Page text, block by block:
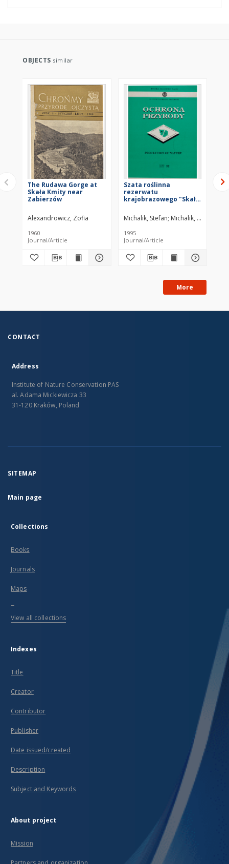
OBJECTS similar
The Rudawa Gorge at
Skała Kmity near
Zabierzów
Alexandrowicz, Zofia
1960
Journal/Article
Szata roślinna
rezerwatu
krajobrazowego "Skała
ochrony
Michalik, Stefan Michalik, Ryszard
1995
Journal/Article
More
CONTACT
Address
Institute of Nature Conservation PAS
al. Adama Mickiewicza 33
31-120 Kraków, Poland
SITEMAP
Main page
Collections
Books
Journals
Maps
...
View all collections
Indexes
Title
Creator
Contributor
Publisher
Date issued/created
Description
Subject and Keywords
About project
Mission